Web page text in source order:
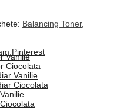
Vanilie
Ciocolata
Vanilie
Ciocolata
Balancing Toner,
Pinterest